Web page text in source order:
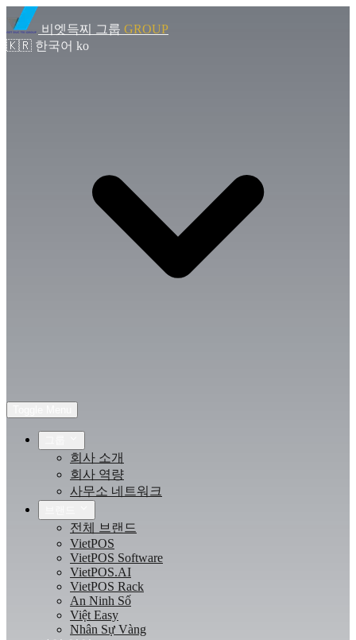
비엣득찌 그룹 GROUP
🇰🇷 한국어 ko
회사 소개
회사 역량
사무소 네트워크
전체 브랜드
VietPOS
VietPOS Software
VietPOS.AI
VietPOS Rack
An Ninh Số
Việt Easy
Nhân Sự Vàng